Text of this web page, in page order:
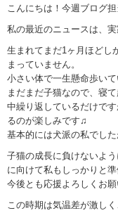
こんにちは！今週ブログ担
私の最近のニュースは、
生まれてまだ1ヶ月ほどし
まっていません。
小さい体で一生懸命歩い
まだまだ子猫なので、寝
中繰り返しているだけで
るのが楽しみです♫
基本的には犬派の私でし
子猫の成長に負けないよ
に向けて私もしっかりと
今後とも応援よろしくお願
この時期は気温差が激し